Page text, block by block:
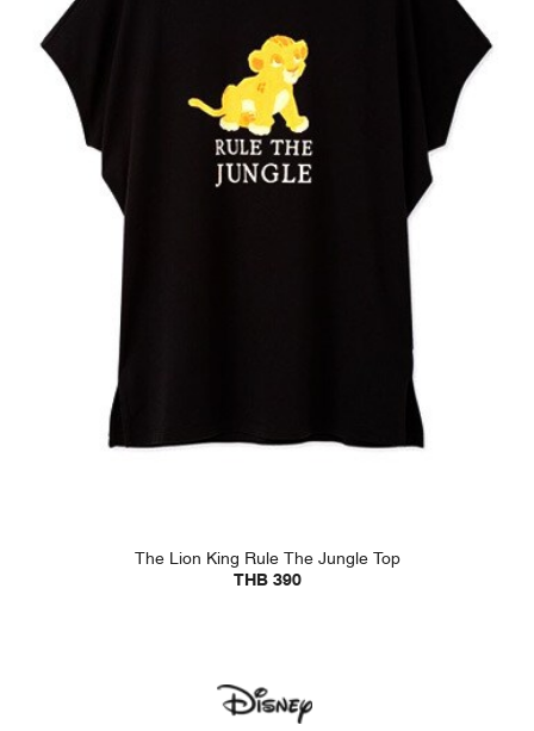
The Lion King Rule The Jungle Top
THB 390